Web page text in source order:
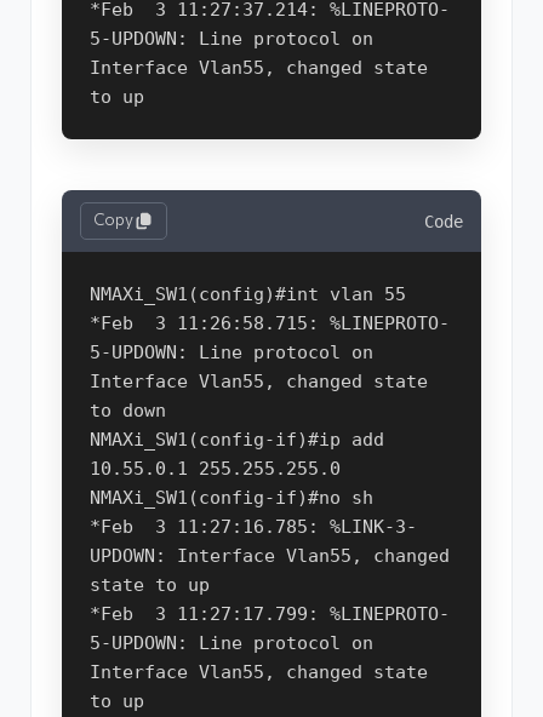
*Feb  3 11:27:37.214: %LINEPROTO-
5-UPDOWN: Line protocol on
Interface Vlan55, changed state
Code
Copy
NMAXi_SW1(config)#int vlan 55
*Feb  3 11:26:58.715: %LINEPROTO-
5-UPDOWN: Line protocol on
Interface Vlan55, changed state
to down
NMAXi_SW1(config-if)#ip add
10.55.0.1 255.255.255.0
NMAXi_SW1(config-if)#no sh
*Feb  3 11:27:16.785: %LINK-3-
UPDOWN: Interface Vlan55, changed
state to up
*Feb  3 11:27:17.799: %LINEPROTO-
5-UPDOWN: Line protocol on
Interface Vlan55, changed state
to up